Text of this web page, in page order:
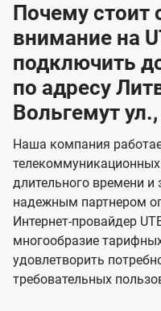
Почему стоит
внимание на
подключить
по адресу
Вольгемут
Наша компания
длительного времени и
надежным партнером
Интернет-провайдер
многообразие
удовлетворить
требовательных